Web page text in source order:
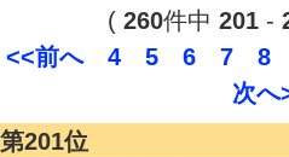
( 260件中 201 -
<<前へ
4 5 6 7 8
次へ
第201位